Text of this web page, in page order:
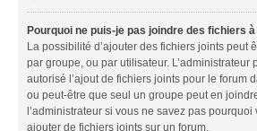
Pourquoi ne puis-je pas joindre des fichiers
La possibilité d’ajouter des fichiers joints peut
par groupe, ou par utilisateur. L’administrateur
autorisé l’ajout de fichiers joints pour le forum
ou peut-être que seul un groupe peut en
l’administrateur si vous ne savez pas
ajouter de fichiers joints sur un forum.